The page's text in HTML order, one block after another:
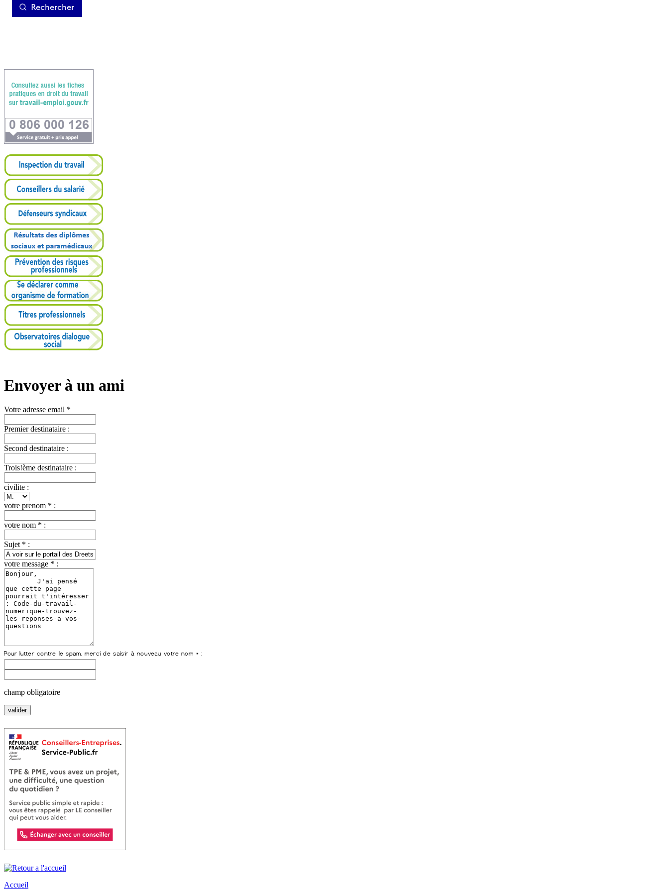
Envoyer à un ami
Votre adresse email *
Premier destinataire :
Second destinataire :
Trois!ème destinataire :
civilite :
votre prenom * :
votre nom * :
Sujet * :
votre message * :
champ obligatoire
Accueil